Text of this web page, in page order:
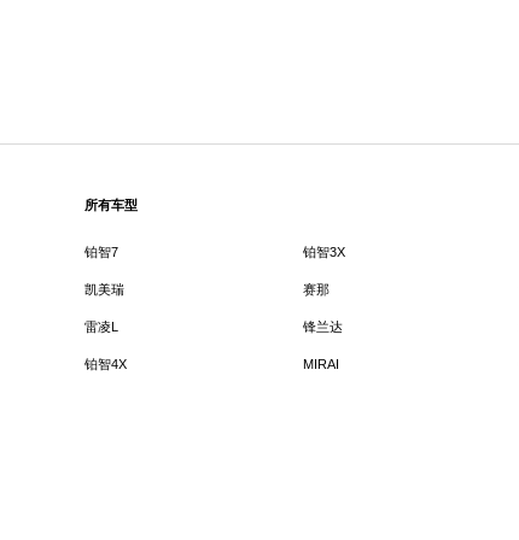
所有车型
铂智7 铂智3X
凯美瑞 赛那
雷凌L 锋兰达
铂智4X MIRAI